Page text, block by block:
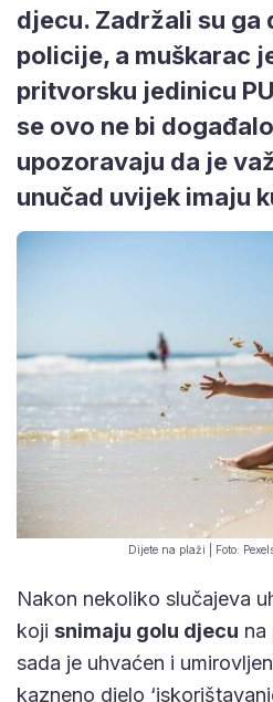
djecu. Zadržali su ga
policije, a muškarac
pritvorsku jedinicu
se ovo ne bi
upozoravaju da je
unučad uvijek imaju
Dijete na plaži | Foto:
Nakon nekoliko slučajeva
koji snimaju golu djecu na
sada je uhvaćen i
kazneno djelo